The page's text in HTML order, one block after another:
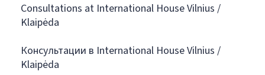
Consultations at International House Vilnius /
Klaipėda
Консультации в International House Vilnius /
Klaipėda